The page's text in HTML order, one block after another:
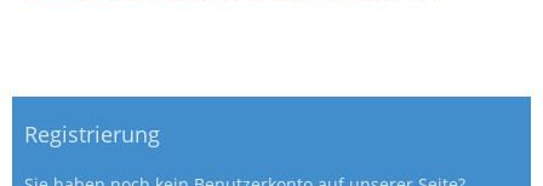
Registrierung